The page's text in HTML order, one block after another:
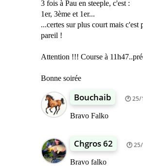
3 fois à Pau en steeple, c'est :
1er, 3ème et 1er...
...certes sur plus court mais c'est
pareil !
Attention !!! Course à
Bonne soirée
Bouchaib 25/
Bravo Falko
Chgros 62
Bravo falko